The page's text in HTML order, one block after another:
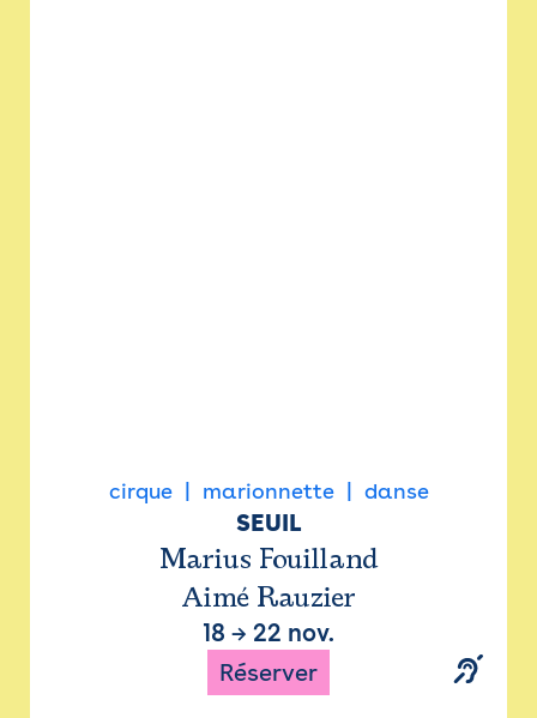
cirque marionnette danse
SEUIL
Marius Fouilland
Aimé Rauzier
18 → 22 nov.
Réserver